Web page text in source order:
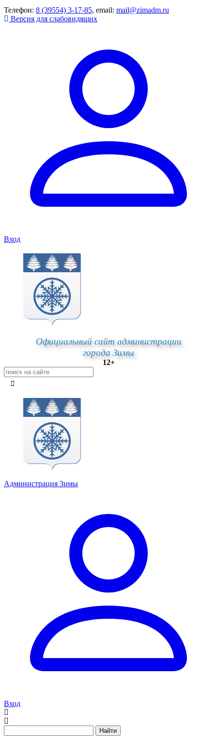
Телефон: 8 (39554) 3-17-85, email: mail@zimadm.ru
Версия для слабовидящих
Вход
Официальный сайт администрации
города Зимы
12+
Администрация Зимы
Вход
Найти